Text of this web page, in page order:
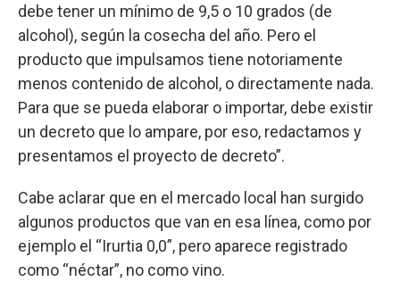
debe tener un mínimo de 9,5 o 10 grados (de
alcohol), según la cosecha del año. Pero el
producto que impulsamos tiene notoriamente
menos contenido de alcohol, o directamente nada.
Para que se pueda elaborar o importar, debe existir
un decreto que lo ampare, por eso, redactamos y
presentamos el proyecto de decreto”.
Cabe aclarar que en el mercado local han surgido
algunos productos que van en esa línea, como por
ejemplo el “Irurtia 0,0”, pero aparece registrado
como “néctar”, no como vino.